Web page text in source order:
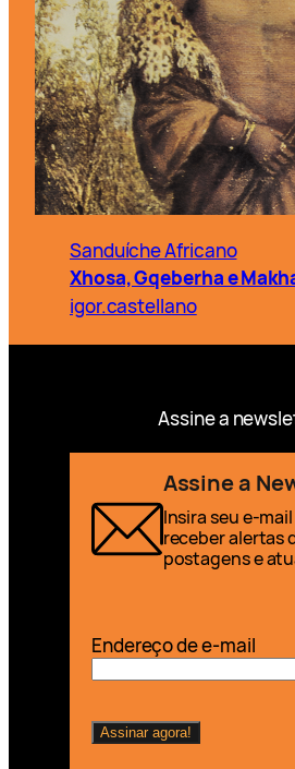
Sanduíche Africano
Xhosa, Gqeberha e
igor.castellano
Assine a
Assine a
Insira seu e-
receber alertas
postagens e
Endereço de e-mail